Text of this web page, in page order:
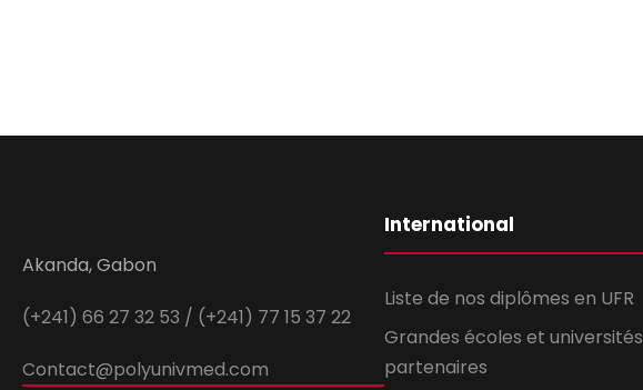
Akanda, Gabon
(+241) 66 27 32 53 / (+241) 77 15 37 22
Contact@polyunivmed.com
International
Liste de nos diplômes en UFR
Grandes écoles et universités
partenaires